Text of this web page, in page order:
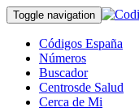
Toggle navigation
Códigos España
Números
Buscador
Centrosde Salud
Cerca de Mi